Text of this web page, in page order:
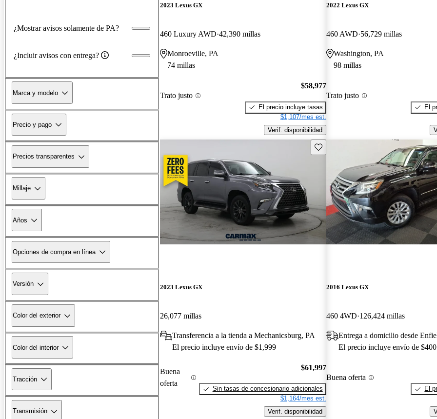
¿Mostrar avisos solamente de PA?
¿Incluir avisos con entrega?
Marca y modelo
Precio y pago
Precios transparentes
Millaje
Años
Opciones de compra en línea
Versión
Color del exterior
Color del interior
Tracción
Transmisión
2023 Lexus GX
460 Luxury AWD 42,390 millas
Monroeville, PA
74 millas
Trato justo
$58,977
El precio incluye tasas
$1,107/mes est.
Verif. disponibilidad
2022 Lexus GX
460 AWD 56,729 millas
Washington, PA
98 millas
Trato justo
El
Guarda este Aviso
2023 Lexus GX
26,077 millas
Transferencia a la tienda a Mechanicsburg, PA
El precio incluye envío de $1,999
Buena
oferta
$61,997
Sin tasas de concesionario adicionales
$1,164/mes est.
Verif. disponibilidad
2016 Lexus GX
460 4WD 126,424 millas
Entrega a domicilio desde
El precio incluye envío de $400
Buena oferta
El